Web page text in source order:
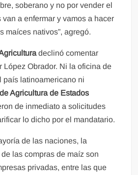
soberano y no por vender el
a enfermar y vamos a hacer
maíces nativos”, agregó.
declinó comentar
López Obrador. Ni la oficina de
país latinoamericano ni
Agricultura de Estados
de inmediato a solicitudes
lo dicho por el mandatario.
de las naciones, la
las compras de maíz son
privadas, entre las que